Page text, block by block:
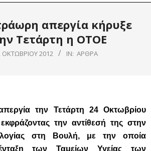
απεργία κήρυξε
Τετάρτη η ΟΤΟΕ
ΟΚΤΩΒΡΊΟΥ 2012 IN: ΆΡΘΡΑ
την Τετάρτη 24 Οκτωβρίου
την αντίθεσή της στην
στη Βουλή, με την οποία
ένταξη των Ταμείων Υγείας των